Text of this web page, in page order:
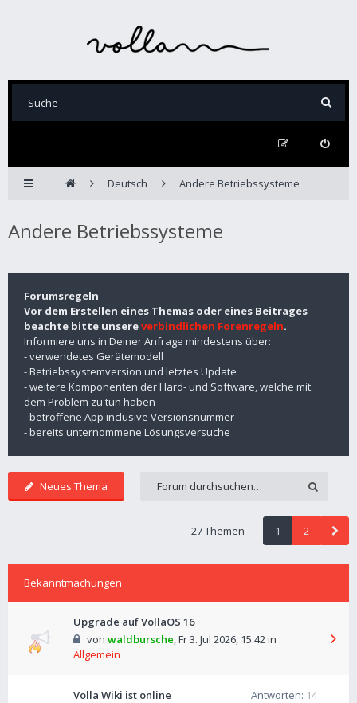
Deutsch Andere Betriebssysteme
Andere Betriebssysteme
Forumsregeln
Vor dem Erstellen eines Themas oder eines Beitrages
beachte bitte unsereverbindlichen Forenregeln.
Informiere uns in Deiner Anfrage mindestens über:
- verwendetes Gerätemodell
- Betriebssystemversion und letztes Update
- weitere Komponenten der Hard- und Software, welche mit
dem Problem zu tun haben
- betroffene App inclusive Versionsnummer
- bereits unternommene Lösungsversuche
Neues Thema
27 Themen 1 2
Bekanntmachungen
Upgrade auf VollaOS 16
von waldbursche,Fr 3. Jul 2026, 15:42in
Allgemein
Volla Wiki ist online Antworten: 14